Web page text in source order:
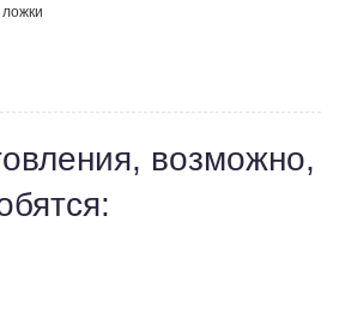
ложки
возможно,